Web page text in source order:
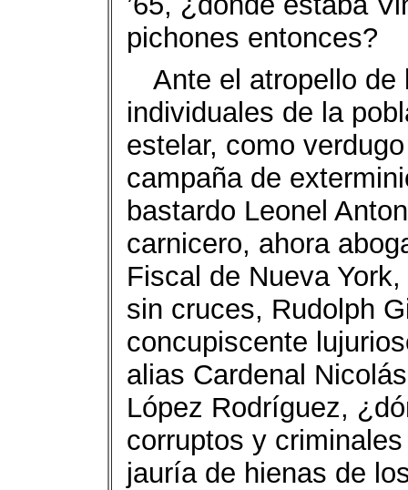
pichones entonces?
Ante el atropello
individuales de la
estelar, como
campaña de
bastardo Leonel
carnicero, ahora
Fiscal de Nueva
sin cruces, Rudolph
concupiscente
alias Cardenal
López Rodríguez,
corruptos y
jauría de hienas de